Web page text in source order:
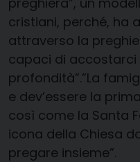
cristiani, perché, ha
attraverso la
capaci di accostarci
profondità”.”La
e dev’essere la
così come la Santa
icona della Chiesa
pregare insieme”.